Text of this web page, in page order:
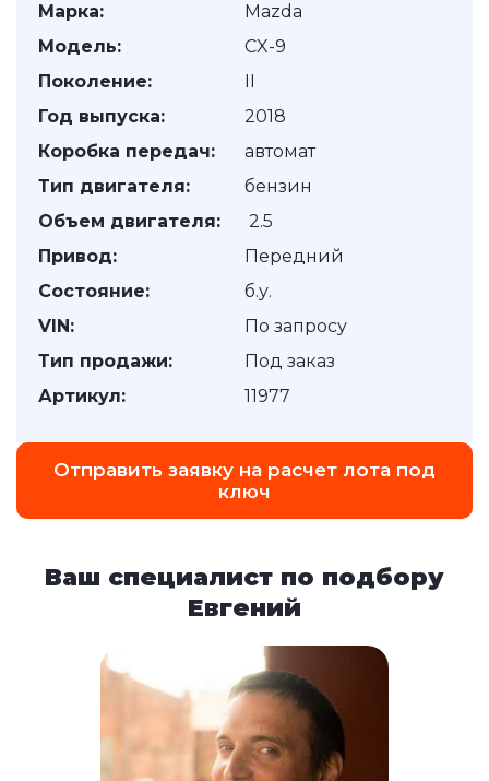
Марка:
Mazda
Модель:
CX-9
Поколение:
II
Год выпуска:
2018
Коробка передач:
автомат
Тип двигателя:
бензин
Объем двигателя:
2.5
Привод:
Передний
Состояние:
б.у.
VIN:
По запросу
Тип продажи:
Под заказ
Артикул:
11977
Отправить заявку на расчет лота под
ключ
Ваш специалист по подбору
Евгений